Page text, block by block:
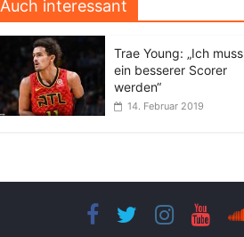
Auch interessant
Trae Young: „Ich muss
ein besserer Scorer
werden“
14. Februar 2019